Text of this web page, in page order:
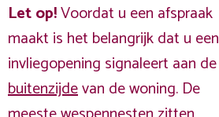
Let op!Voordat u een afspraak
maakt is het belangrijk dat u een
invliegopening signaleert aan de
buitenzijdevan de woning. De